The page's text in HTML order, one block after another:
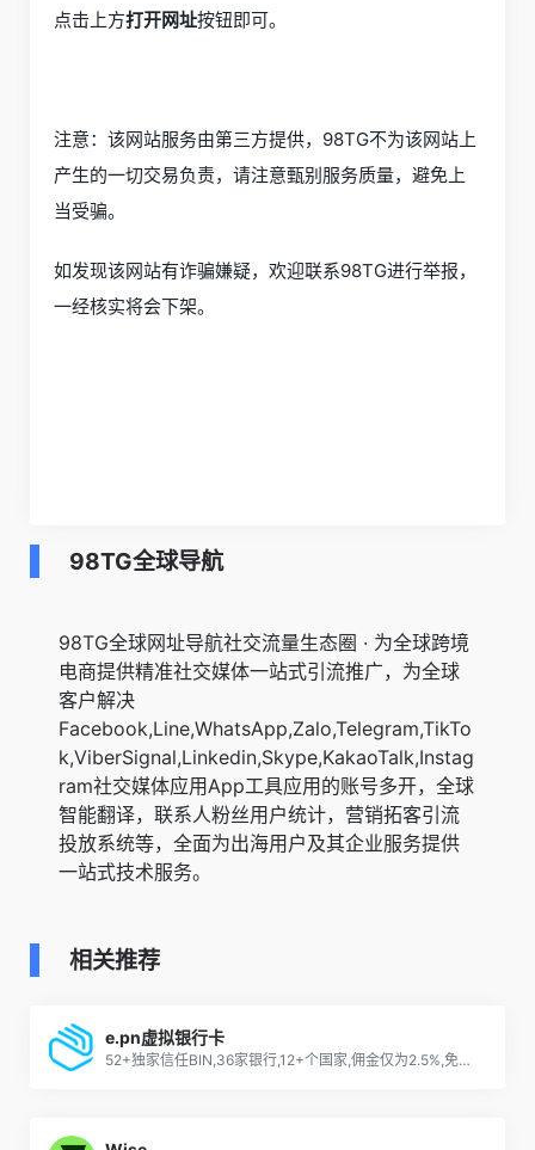
点击上方打开网址按钮即可。
注意：该网站服务由第三方提供，98TG不为该网站上
产生的一切交易负责，请注意甄别服务质量，避免上
当受骗。
如发现该网站有诈骗嫌疑，欢迎联系98TG进行举报，
一经核实将会下架。
98TG全球导航
98TG全球网址导航社交流量生态圈 · 为全球跨境
电商提供精准社交媒体一站式引流推广，为全球
客户解决
Facebook,Line,WhatsApp,Zalo,Telegram,TikTo
k,ViberSignal,Linkedin,Skype,KakaoTalk,Instag
ram社交媒体应用App工具应用的账号多开，全球
智能翻译，联系人粉丝用户统计，营销拓客引流
投放系统等，全面为出海用户及其企业服务提供
一站式技术服务。
相关推荐
e.pn虚拟银行卡
52+独家信任BIN,36家银行,12+个国家,佣金仅为2.5%,免费发卡. 支持FB/谷歌/推特/TT/INS/Snapchat等平台广告费用!USDT/TRC-20/Bitcoin-无佣金快速充值.无风险支付.